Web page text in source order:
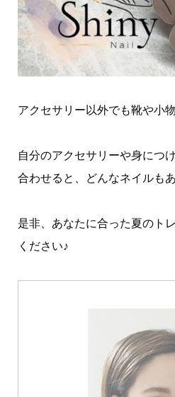
アクセサリー以外でも靴や小
自分のアクセサリーや身につ
合わせると、どんなネイルも
是非、あなたに合った夏のト
ください♪